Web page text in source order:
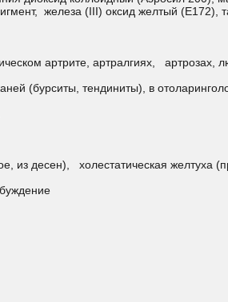
железа (III) оксид желтый (Е172),
артрите, артралгиях, артрозах,
(бурситы, тендиниты), в
из десен), холестатическая желтуха